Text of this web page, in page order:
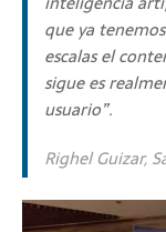
que ya
escalas el
sigue es
usuario”.
Righel Guizar,